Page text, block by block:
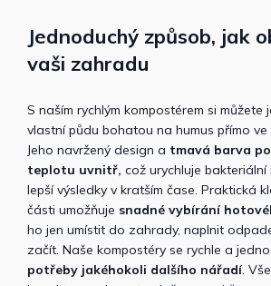
Jednoduchý způsob, jak
vaši zahradu
S naším rychlým kompostérem si
vlastní půdu bohatou na humus přímo
Jeho navržený design a tmavá barva
teplotu uvnitř, což urychluje
lepší výsledky v kratším čase. Praktická
části umožňuje snadné vybírání
ho jen umístit do zahrady, naplnit
začít. Naše kompostéry se rychle a
potřeby jakéhokoli dalšího nářadí.